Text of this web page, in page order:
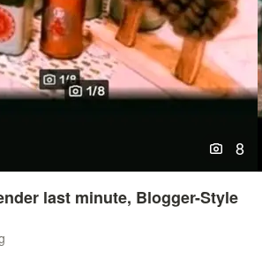
8
last minute, Blogger-Style